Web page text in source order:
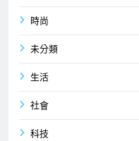
時尚
未分類
生活
社會
科技